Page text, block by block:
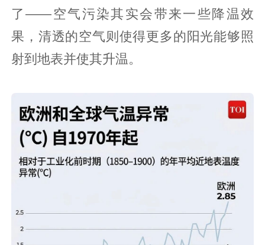
了——空气污染其实会带来一些降温效
果，清透的空气则使得更多的阳光能够照
射到地表并使其升温。